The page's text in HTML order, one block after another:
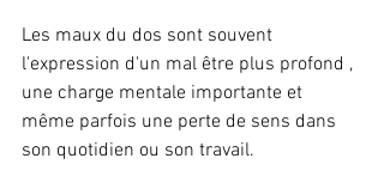
Les maux du dos sont souvent
l'expression d'un mal être plus profond ,
une charge mentale importante et
même parfois une perte de sens dans
son quotidien ou son travail.